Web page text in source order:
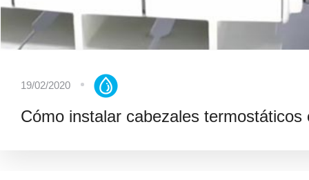
19/02/2020
Cómo instalar cabezales termostáticos